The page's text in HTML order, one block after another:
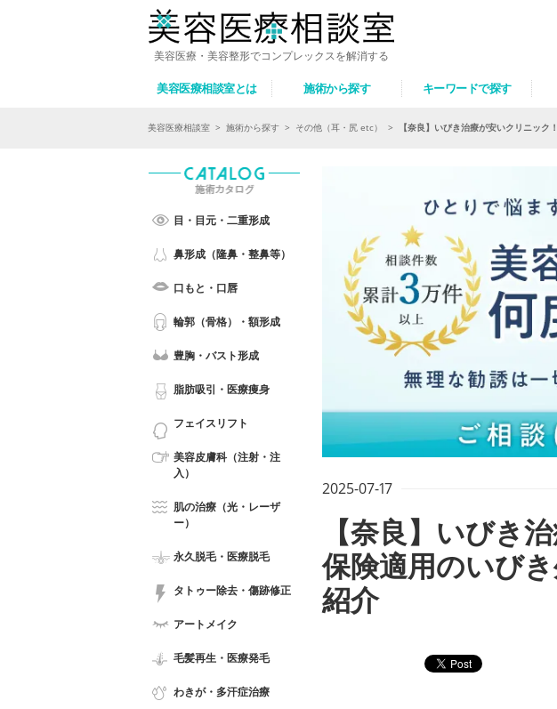
美容医療・美容整形でコンプレックスを解消する
美容医療相談室とは 施術から探す キーワードで探す
美容医療相談室 > 施術から探す > その他（耳・尻 etc） > 【奈良】いびき治療が安いクリニッ
2025-07-17
【奈良】いびき
保険適用のいび
紹介
目・目元・二重形成
鼻形成（隆鼻・整鼻等）
口もと・口唇
輪郭（骨格）・額形成
豊胸・バスト形成
脂肪吸引・医療痩身
フェイスリフト
美容皮膚科（注射・注
入）
肌の治療（光・レーザ
ー）
永久脱毛・医療脱毛
タトゥー除去・傷跡修正
アートメイク
毛髪再生・医療発毛
わきが・多汗症治療